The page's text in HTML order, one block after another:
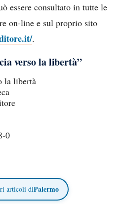
essere consultato in tutte le
on-line e sul proprio sito
.
verso la libertà”
la libertà
0
articoli diPalermo